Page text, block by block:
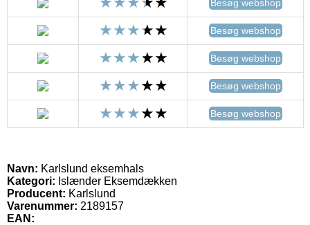
Besøg webshop
Besøg webshop
Besøg webshop
Besøg webshop
Besøg webshop
Navn: Karlslund eksemhals
Kategori: Islænder Eksemdækken
Producent: Karlslund
Varenummer: 2189157
EAN: